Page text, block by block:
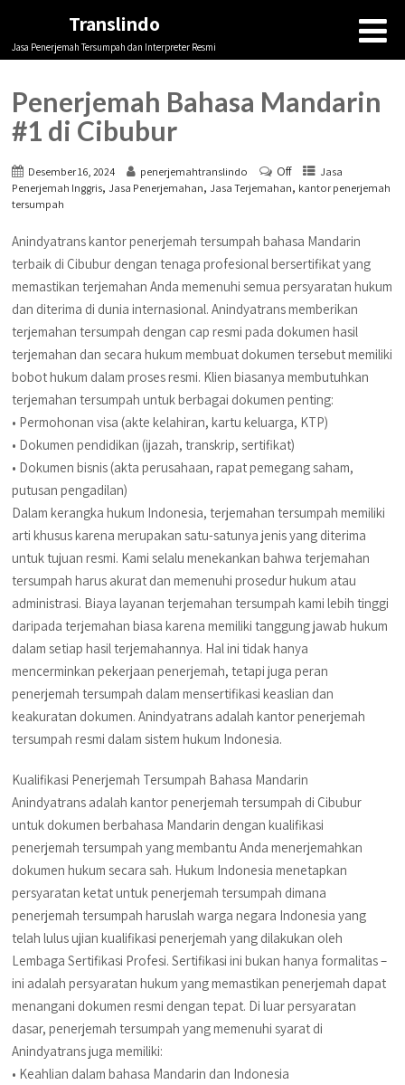
Translindo
Jasa Penerjemah Tersumpah dan Interpreter Resmi
Penerjemah Bahasa Mandarin
#1 di Cibubur
Desember 16, 2024 penerjemahtranslindo Off
Jasa
Penerjemah Inggris, Jasa Penerjemahan, Jasa Terjemahan, kantor penerjemah
tersumpah
Anindyatrans kantor penerjemah tersumpah bahasa Mandarin
terbaik di Cibubur dengan tenaga profesional bersertifikat yang
memastikan terjemahan Anda memenuhi semua persyaratan hukum
dan diterima di dunia internasional. Anindyatrans memberikan
terjemahan tersumpah dengan cap resmi pada dokumen hasil
terjemahan dan secara hukum membuat dokumen tersebut memiliki
bobot hukum dalam proses resmi. Klien biasanya membutuhkan
terjemahan tersumpah untuk berbagai dokumen penting:
• Permohonan visa (akte kelahiran, kartu keluarga, KTP)
• Dokumen pendidikan (ijazah, transkrip, sertifikat)
• Dokumen bisnis (akta perusahaan, rapat pemegang saham,
putusan pengadilan)
Dalam kerangka hukum Indonesia, terjemahan tersumpah memiliki
arti khusus karena merupakan satu-satunya jenis yang diterima
untuk tujuan resmi. Kami selalu menekankan bahwa terjemahan
tersumpah harus akurat dan memenuhi prosedur hukum atau
administrasi. Biaya layanan terjemahan tersumpah kami lebih tinggi
daripada terjemahan biasa karena memiliki tanggung jawab hukum
dalam setiap hasil terjemahannya. Hal ini tidak hanya
mencerminkan pekerjaan penerjemah, tetapi juga peran
penerjemah tersumpah dalam mensertifikasi keaslian dan
keakuratan dokumen. Anindyatrans adalah kantor penerjemah
tersumpah resmi dalam sistem hukum Indonesia.
Kualifikasi Penerjemah Tersumpah Bahasa Mandarin
Anindyatrans adalah kantor penerjemah tersumpah di Cibubur
untuk dokumen berbahasa Mandarin dengan kualifikasi
penerjemah tersumpah yang membantu Anda menerjemahkan
dokumen hukum secara sah. Hukum Indonesia menetapkan
persyaratan ketat untuk penerjemah tersumpah dimana
penerjemah tersumpah haruslah warga negara Indonesia yang
telah lulus ujian kualifikasi penerjemah yang dilakukan oleh
Lembaga Sertifikasi Profesi. Sertifikasi ini bukan hanya formalitas –
ini adalah persyaratan hukum yang memastikan penerjemah dapat
menangani dokumen resmi dengan tepat. Di luar persyaratan
dasar, penerjemah tersumpah yang memenuhi syarat di
Anindyatrans juga memiliki:
• Keahlian dalam bahasa Mandarin dan Indonesia